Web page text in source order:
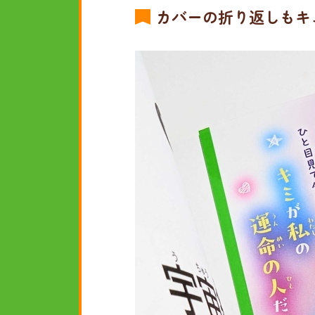
カバーの折り返しも